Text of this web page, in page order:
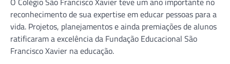
reconhecimento de sua expertise em educar pessoas para a
vida. Projetos, planejamentos e ainda premiações de alunos
ratificaram a excelência da Fundação Educacional São
Francisco Xavier na educação.